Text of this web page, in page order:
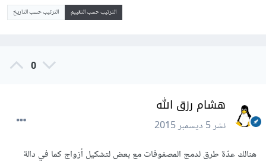
الترتيب حسب التقييم الترتيب حسب التاريخ
0
هشام رزق الله
نشر5 ديسمبر 2015
هنالك عدّة طرق لدمج المصفوفات مع بعض لتشكيل أزواج كما في دالة